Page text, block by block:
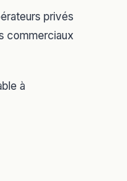
privés
commerciaux
à